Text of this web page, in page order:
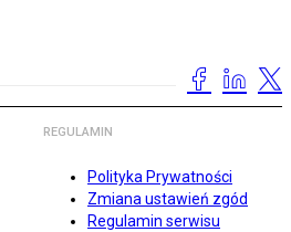
REGULAMIN
Polityka Prywatności
Zmiana ustawień zgód
Regulamin serwisu